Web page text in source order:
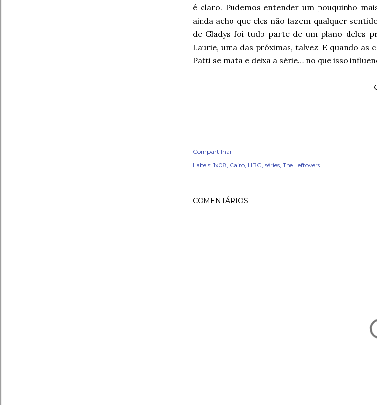
é claro. Pudemos entender um pouquinho
ainda acho que eles não fazem qualquer
de Gladys foi tudo parte de um plano deles
Laurie, uma das próximas, talvez. E quando
Patti se mata e deixa a série… no que isso
Compartilhar
Labels: 1x08 Cairo HBO séries The Leftovers
COMENTÁRIOS